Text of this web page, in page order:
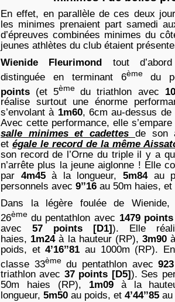
En effet, en parallèle de ces deux
les minimes prenaient part samedi
d’épreuves combinées minimes du
jeunes athlètes du club étaient
Wienide Fleurimond tout
distinguée en terminant 6ème du
points (et 5ème du triathlon avec
réalise surtout une énorme
s’envolant à 1m60, 6cm au-dessus de
Avec cette performance, elle
salle minimes et cadettes de son
et égale le record de la même
son record de l’Orne du triple il y a
n’arrête plus la jeune aiglonne ! Elle
par 4m45à la longueur,5m84 au
personnels avec 9’’16 au 50m haies, et
Dans la légère foulée de
26ème du pentathlon avec 1479
avec 57 points [D1]). Elle
haies, 1m24à la hauteur (RP),3m90
poids, et4’16’’81au 1000m (RP).
classe 33ème du pentathlon avec
triathlon avec 37 points [D5]). Ses
50m haies (RP), 1m09 à la
longueur, 5m50 au poids, et 4’44’’85